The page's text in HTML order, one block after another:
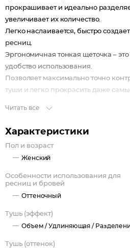
прокрашивает и идеально
увеличивает их количество.
Легко наслаивается, быстро
ресниц.
Эргономичная тонкая щеточка –
удобство использования.
Позволяет максимально точно
туши и легко прокрасить даже
Содержит тройной черный
ультрачёрного цвета и
Преимущества:
быстро создает эффект густых и
эргономичная тонкая щеточка.
Читать все
Характеристики
Пол и возраст
Женский
Особенности использования для
ресниц и бровей
Оттеночный
Тушь (эффект)
Объем /Удлиняющая /
Тушь (оттенок)